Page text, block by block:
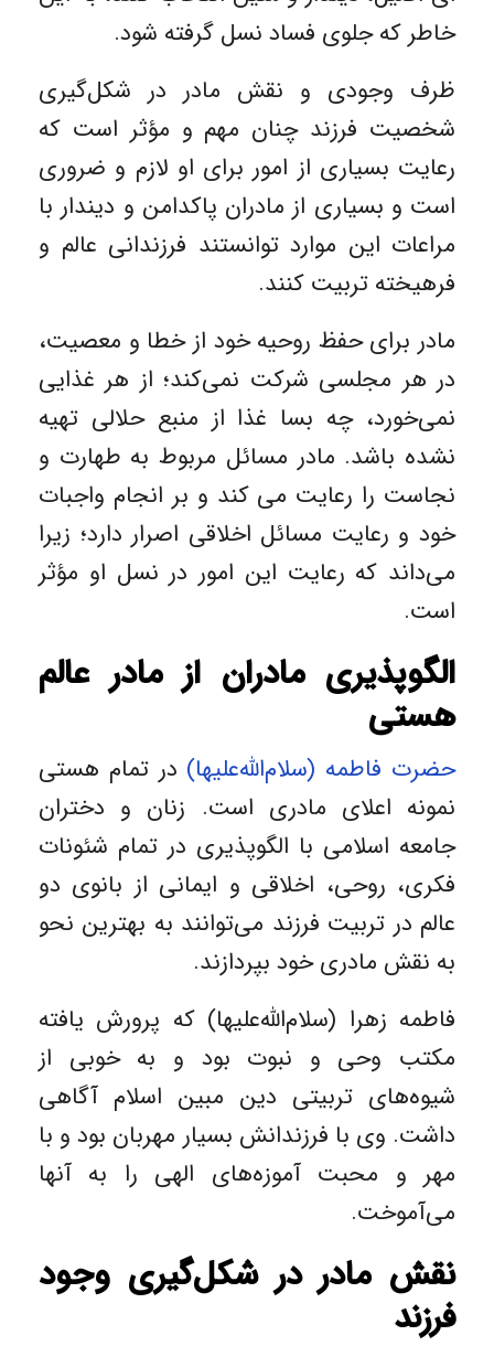
خاطر که جلوی فساد نسل گرفته شود.
ظرف وجودی و نقش مادر در شکل‌گیری
شخصیت فرزند چنان مهم و مؤثر است که
رعایت بسیاری از امور برای او لازم و ضروری
است و بسیاری از مادران پاکدامن و دیندار با
مراعات این موارد توانستند فرزندانی عالم و
فرهیخته تربیت کنند.
مادر برای حفظ روحیه خود از خطا و معصیت،
در هر مجلسی شرکت نمی‌کند؛ از هر غذایی
نمی‌خورد، چه بسا غذا از منبع حلالی تهیه
نشده باشد. مادر مسائل مربوط به طهارت و
نجاست را رعایت می کند و بر انجام واجبات
خود و رعایت مسائل اخلاقی اصرار دارد؛ زیرا
می‌داند که رعایت این امور در نسل او مؤثر
است.
الگوپذیری مادران از مادر عالم
هستی
حضرت فاطمه (سلام‌الله‌علیها) در تمام هستی
نمونه اعلای مادری است. زنان و دختران
جامعه اسلامی با الگوپذیری در تمام شئونات
فکری، روحی، اخلاقی و ایمانی از بانوی دو
عالم در تربیت فرزند می‌توانند به بهترین نحو
به نقش مادری خود بپردازند.
فاطمه زهرا (سلام‌الله‌علیها) که پرورش یافته
مکتب وحی و نبوت بود و به خوبی از
شیوه‌های تربیتی دین مبین اسلام آگاهی
داشت. وی با فرزندانش بسیار مهربان بود و با
مهر و محبت آموزه‌های الهی را به آنها
می‌آموخت.
نقش مادر در شکل‌گیری وجود
فرزند